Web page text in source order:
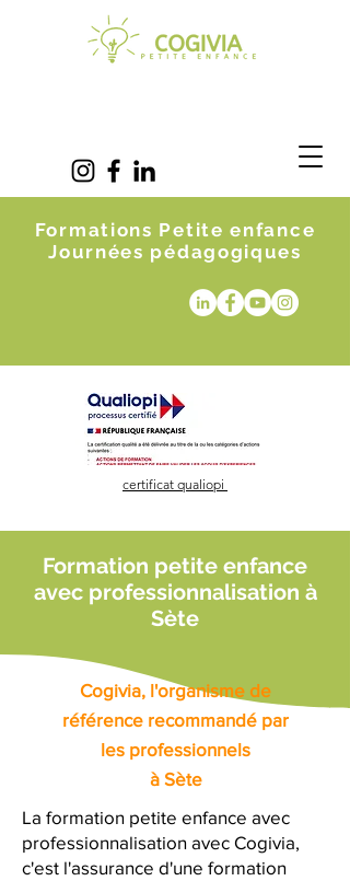
Formations Petite enfance
Journées pédagogiques
certificat qualiopi
Formation petite enfance
avec professionnalisation à
Sète
Cogivia, l'organisme de
référence recommandé par
les professionnels
à Sète
La formation petite enfance avec
professionnalisation avec Cogivia,
c'est l'assurance d'une formation